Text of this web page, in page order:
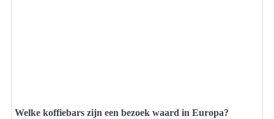
Welke koffiebars zijn een bezoek waard in Europa?